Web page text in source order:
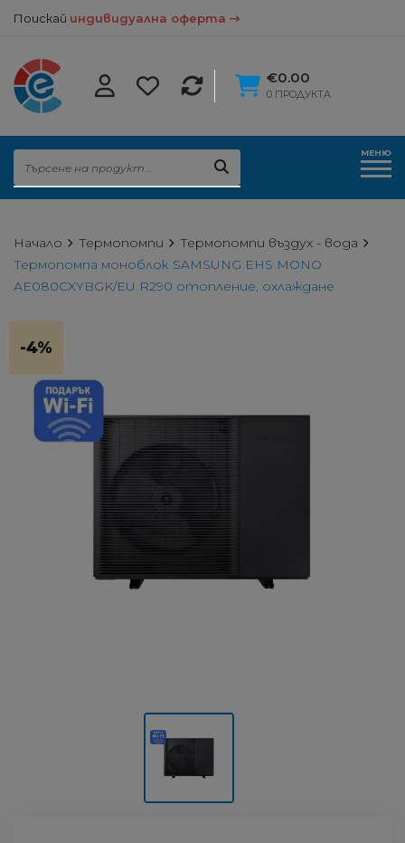
Поискай индивидуална оферта
€0.00
0 ПРОДУКТА
МЕНЮ
Начало Термопомпи
Термопомпи въздух - вода
Термопомпа моноблок SAMSUNG EHS MONO
AE080CXYBGK/EU R290 отопление, охлаждане
-4%